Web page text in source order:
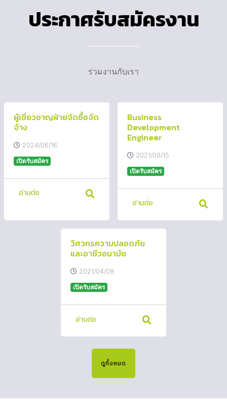
ประกาศรับสมัครงาน
ร่วมงานกับเรา
ผู้เชี่ยวชาญฝ่ายจัดซื้อจัด
จ้าง
2024/06/16
เปิดรับสมัคร
อ่านต่อ
Business
Development
Engineer
2021/09/15
เปิดรับสมัคร
อ่านต่อ
วิศวกรความปลอดภัย
และอาชีวอนามัย
2021/04/08
เปิดรับสมัคร
อ่านต่อ
ดูทั้งหมด